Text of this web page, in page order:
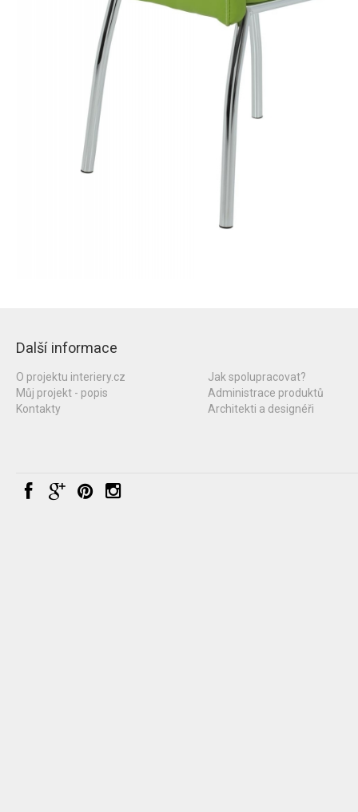
Další informace
O projektu interiery.cz
Můj projekt - popis
Kontakty
Jak spolupracovat?
Administrace produktů
Architekti a designéři